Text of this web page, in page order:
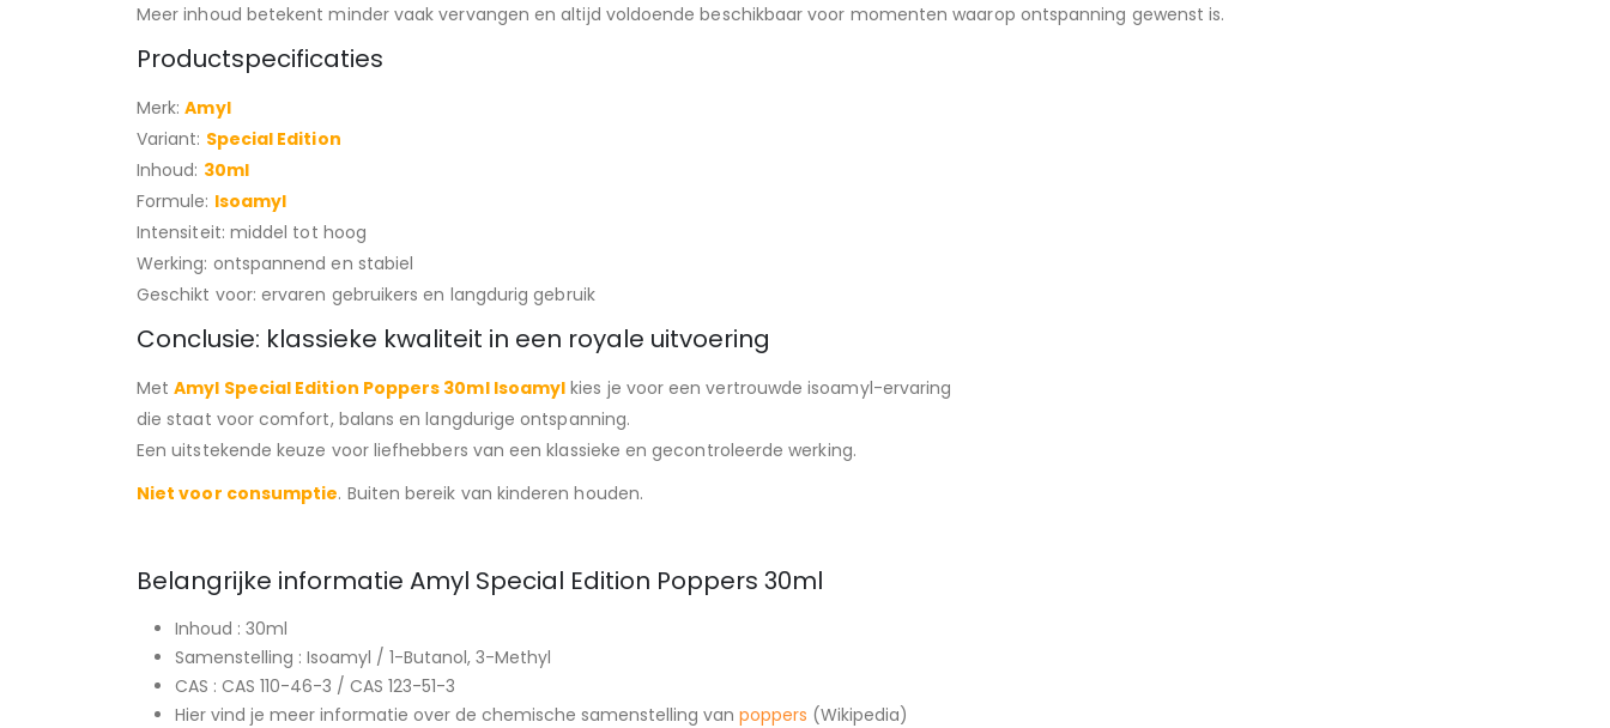
Meer inhoud betekent minder vaak vervangen en altijd voldoende beschikbaar voor momenten waarop ontspanning gewenst is.
Productspecificaties
Merk:Amyl
Variant: Special Edition
Inhoud: 30ml
Formule: Isoamyl
Intensiteit: middel tot hoog
Werking: ontspannend en stabiel
Geschikt voor: ervaren gebruikers en langdurig gebruik
Conclusie: klassieke kwaliteit in een royale uitvoering
MetAmyl Special Edition Poppers 30ml Isoamyl kies je voor een vertrouwde isoamyl-ervaring
die staat voor comfort, balans en langdurige ontspanning.
Een uitstekende keuze voor liefhebbers van een klassieke en gecontroleerde werking.
Niet voor consumptie. Buiten bereik van kinderen houden.
Belangrijke informatie Amyl Special Edition Poppers 30ml
Inhoud : 30ml
Samenstelling : Isoamyl / 1-Butanol, 3-Methyl
CAS : CAS 110-46-3 / CAS 123-51-3
Hier vind je meer informatie over de chemische samenstelling van poppers (Wikipedia)